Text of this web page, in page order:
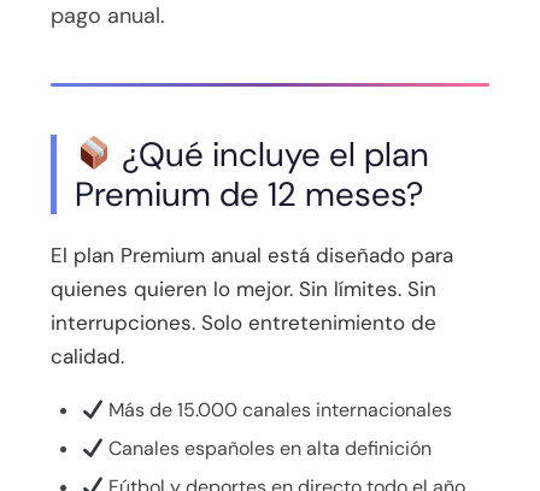
pago anual.
¿Qué incluye el plan
Premium de 12 meses?
El plan Premium anual está diseñado para
quienes quieren lo mejor. Sin límites. Sin
interrupciones. Solo entretenimiento de
calidad.
Más de 15.000 canales internacionales
Canales españoles en alta definición